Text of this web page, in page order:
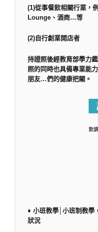
(1)從事餐飲相關行業，
Lounge、酒商…等
(2)自行創業開店者
持證照後經教育部學力
照的同時也具備專業能
朋友…們的健康把關。
飲
♦ 小班教學│小班制教學
狀況